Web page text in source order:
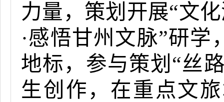
力量，策划开展“文
·感悟甘州文脉”研
地标，参与策划“丝
生创作，在重点文